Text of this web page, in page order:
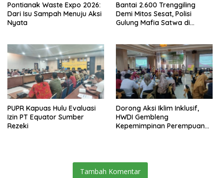
Pontianak Waste Expo 2026:
Dari Isu Sampah Menuju Aksi
Nyata
Bantai 2.600 Trenggiling
Demi Mitos Sesat, Polisi
Gulung Mafia Satwa di
PUPR Kapuas Hulu Evaluasi
Izin PT Equator Sumber
Rezeki
Dorong Aksi Iklim Inklusif,
HWDI Gembleng
Kepemimpinan Perempuan
Tambah Komentar